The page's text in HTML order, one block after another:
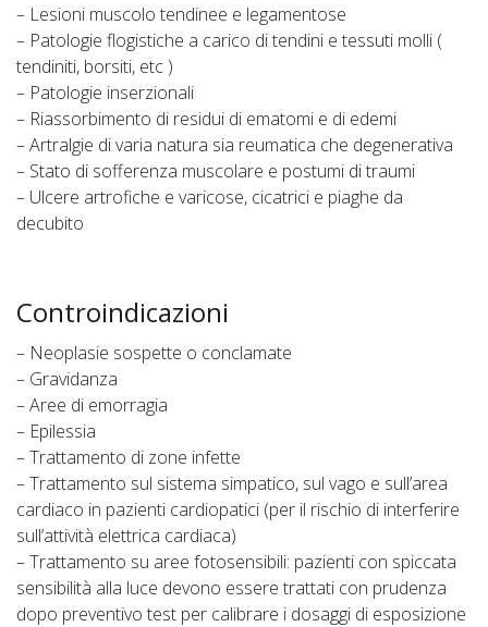
– Lesioni muscolo tendinee e legamentose
– Patologie flogistiche a carico di tendini e tessuti molli (
tendiniti, borsiti, etc )
– Patologie inserzionali
– Riassorbimento di residui di ematomi e di edemi
– Artralgie di varia natura sia reumatica che degenerativa
– Stato di sofferenza muscolare e postumi di traumi
– Ulcere artrofiche e varicose, cicatrici e piaghe da
decubito
Controindicazioni
– Neoplasie sospette o conclamate
– Gravidanza
– Aree di emorragia
– Epilessia
– Trattamento di zone infette
– Trattamento sul sistema simpatico, sul vago e sull’area
cardiaco in pazienti cardiopatici (per il rischio di interferire
sull’attività elettrica cardiaca)
– Trattamento su aree fotosensibili: pazienti con spiccata
sensibilità alla luce devono essere trattati con prudenza
dopo preventivo test per calibrare i dosaggi di esposizione